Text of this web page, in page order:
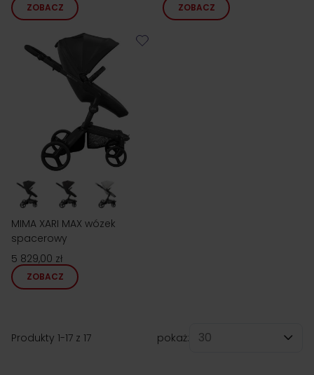
ZOBACZ ZOBACZ
MIMA XARI MAX wózek
spacerowy
5 829,00 zł
ZOBACZ
Produkty 1-17 z 17
pokaż: